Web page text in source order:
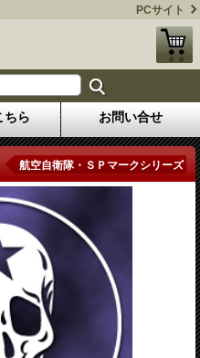
PCサイト
ちら お問い合せ
航空自衛隊・ＳＰマークシリーズ